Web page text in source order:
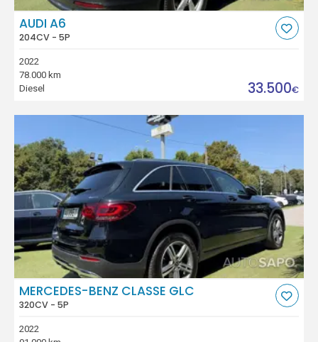
AUDI A6
204CV - 5P
2022
78.000 km
Diesel
33.500€
MERCEDES-BENZ CLASSE GLC
320CV - 5P
2022